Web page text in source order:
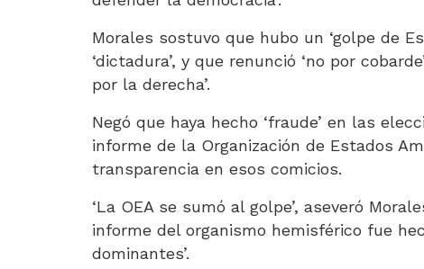
Morales sostuvo que hubo un ‘golpe de
‘dictadura’, y que renunció ‘no por
por la derecha’.
Negó que haya hecho ‘fraude’ en las
informe de la Organización de Estados
transparencia en esos comicios.
‘La OEA se sumó al golpe’, aseveró
informe del organismo hemisférico fue
dominantes’.